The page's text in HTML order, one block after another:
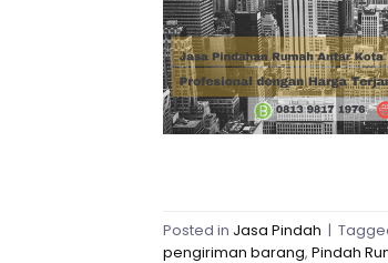
Posted in Jasa Pindah |
pengiriman barang, Pindah